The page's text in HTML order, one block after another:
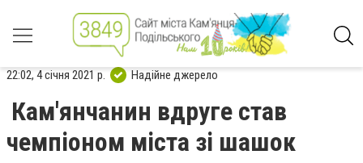
22:02, 4 січня 2021 р. Надійне джерело
Кам'янчанин вдруге став
чемпіоном міста зі шашок